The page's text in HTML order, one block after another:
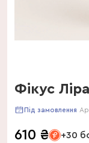
Фікус
Під замовлення
610 ₴ +30